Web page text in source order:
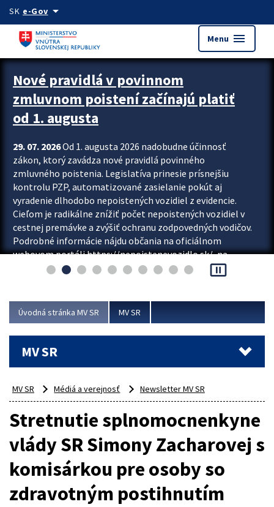
Preskocit na hlavný obsah
SK e-Govarrow_drop_down
Menu menu
Zastavit automatický posun upútavok
Nové pravidlá v povinnom
zmluvnom poistení začínajú platiť
od 1. augusta
29. 07. 2026Od 1. augusta 2026 nadobudne účinnosť
zákon, ktorý zavádza nové pravidlá povinného
zmluvného poistenia. Legislatíva prinesie prísnejšiu
kontrolu PZP, automatizované zasielanie pokút aj
vyradenie dlhodobo nepoistených vozidiel z evidencie.
Cieľom je radikálne znížiť počet nepoistených vozidiel v
cestnej premávke a zvýšiť ochranu zodpovedných vodičov.
Podrobné informácie nájdu občania na oficiálnom
webovom portáli https://nepoistenevozidlo.sk/, na
ktorom od augusta pribudne aj možnosť overiť si...
pause_presentation
Úvodná stránka MV SR MV SR
MV SR
MV SR Médiá a verejnosť Newsletter MV SR
Stretnutie splnomocnenkyne
vlády SR Simony Zacharovej s
komisárkou pre osoby so
zdravotným postihnutím